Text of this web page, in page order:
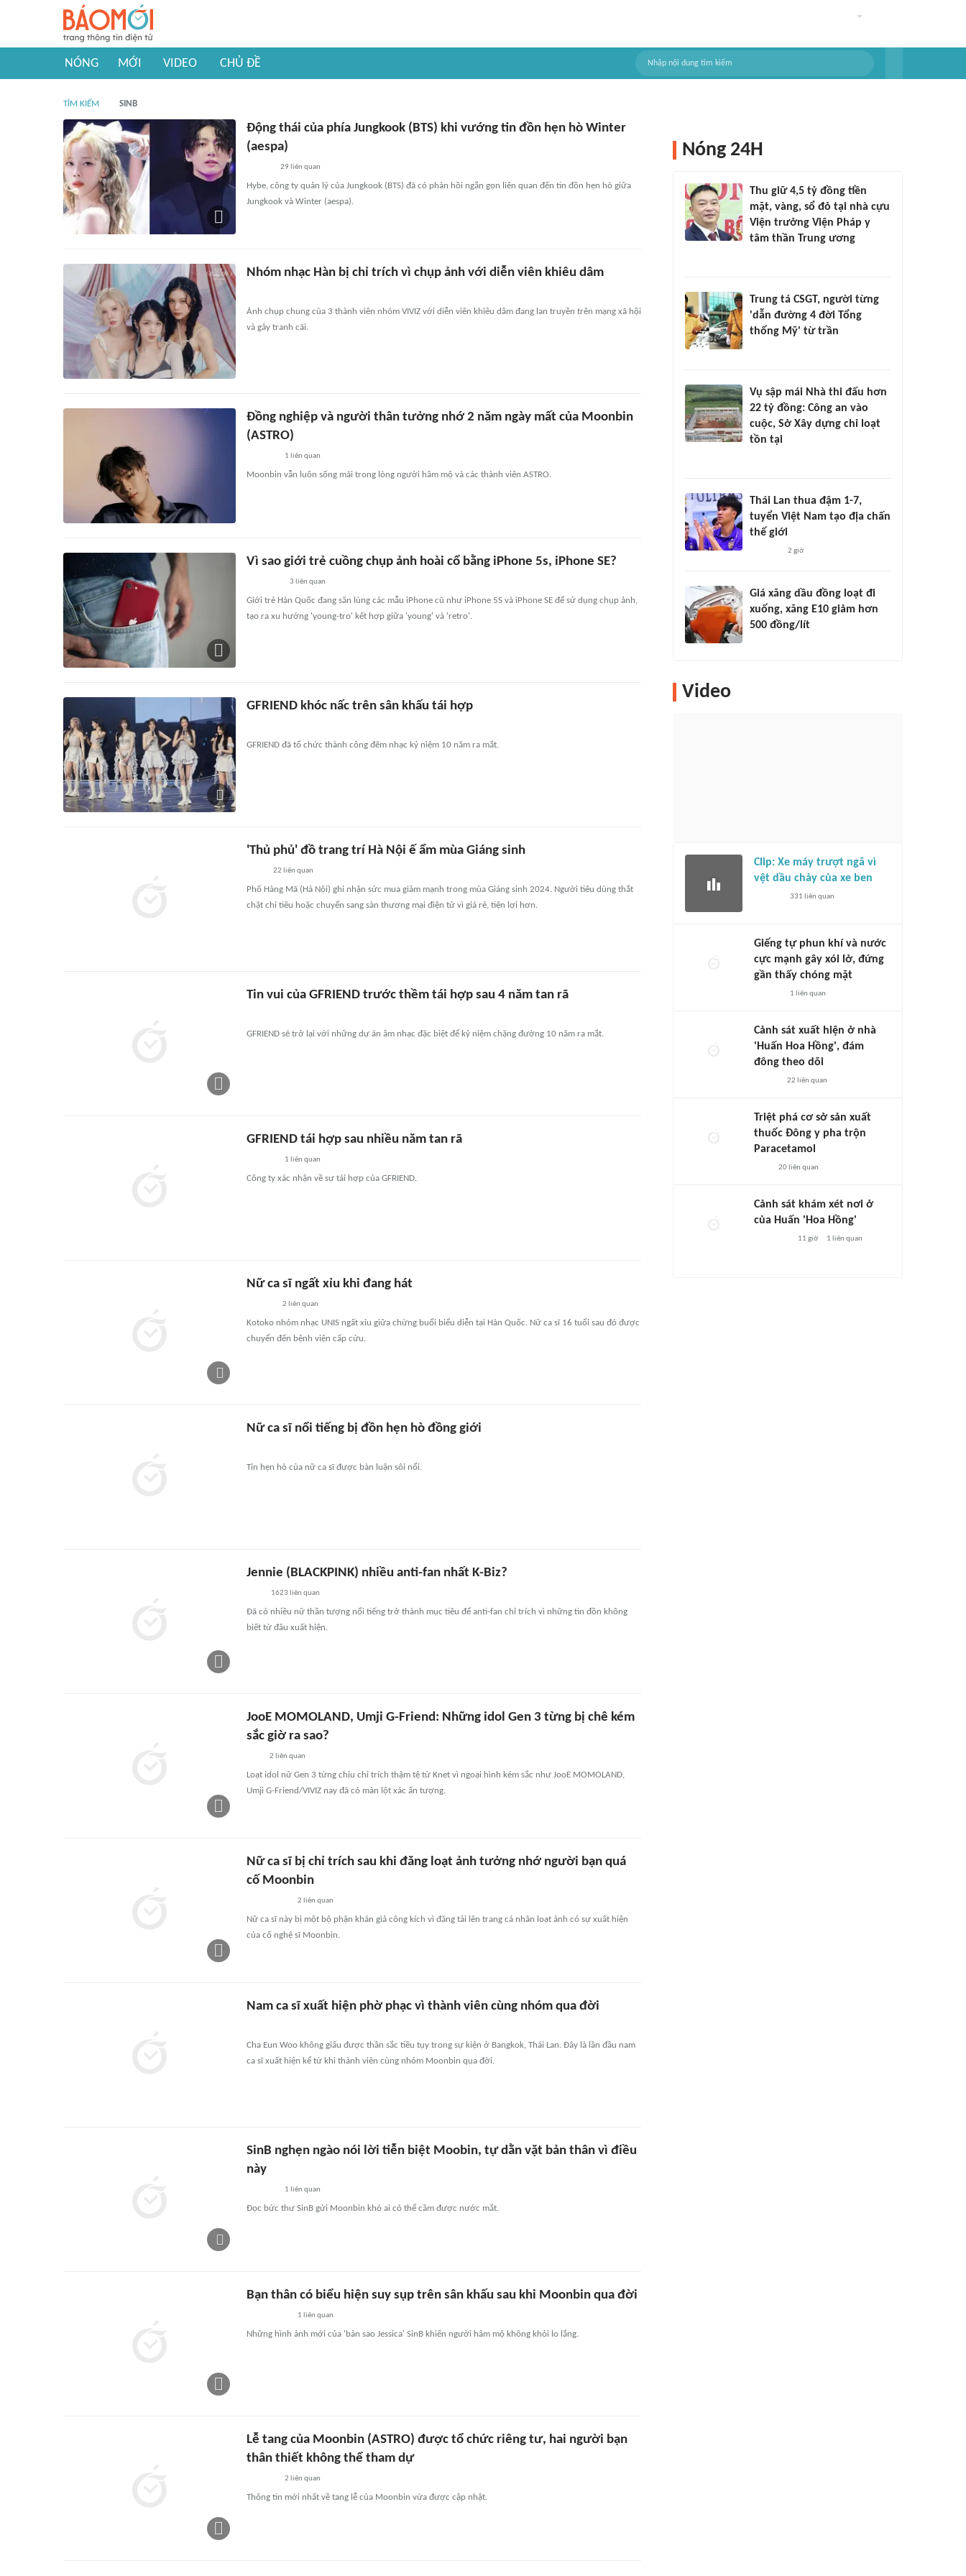
NÓNG MỚI VIDEO CHỦ ĐỀ
TÌM KIẾM SINB
Động thái của phía Jungkook (BTS) khi vướng tin đồn hẹn hò Winter
(aespa)
29 liên quan
Hybe, công ty quản lý của Jungkook (BTS) đã có phản hồi ngắn gọn liên quan đến tin đồn hẹn hò giữa
Jungkook và Winter (aespa).
Nhóm nhạc Hàn bị chỉ trích vì chụp ảnh với diễn viên khiêu dâm
Ảnh chụp chung của 3 thành viên nhóm VIVIZ với diễn viên khiêu dâm đang lan truyền trên mạng xã hội
và gây tranh cãi.
Đồng nghiệp và người thân tưởng nhớ 2 năm ngày mất của Moonbin
(ASTRO)
1 liên quan
Moonbin vẫn luôn sống mãi trong lòng người hâm mộ và các thành viên ASTRO.
Vì sao giới trẻ cuồng chụp ảnh hoài cổ bằng iPhone 5s, iPhone SE?
3 liên quan
Giới trẻ Hàn Quốc đang săn lùng các mẫu iPhone cũ như iPhone 5S và iPhone SE để sử dụng chụp ảnh,
tạo ra xu hướng 'young-tro' kết hợp giữa 'young' và 'retro'.
GFRIEND khóc nấc trên sân khấu tái hợp
GFRIEND đã tổ chức thành công đêm nhạc kỷ niệm 10 năm ra mắt.
'Thủ phủ' đồ trang trí Hà Nội ế ẩm mùa Giáng sinh
22 liên quan
Phố Hàng Mã (Hà Nội) ghi nhận sức mua giảm mạnh trong mùa Giáng sinh 2024. Người tiêu dùng thắt
chặt chi tiêu hoặc chuyển sang sàn thương mại điện tử vì giá rẻ, tiện lợi hơn.
Tin vui của GFRIEND trước thềm tái hợp sau 4 năm tan rã
GFRIEND sẽ trở lại với những dự án âm nhạc đặc biệt để kỷ niệm chặng đường 10 năm ra mắt.
GFRIEND tái hợp sau nhiều năm tan rã
1 liên quan
Công ty xác nhận về sự tái hợp của GFRIEND.
Nữ ca sĩ ngất xỉu khi đang hát
2 liên quan
Kotoko nhóm nhạc UNIS ngất xỉu giữa chừng buổi biểu diễn tại Hàn Quốc. Nữ ca sĩ 16 tuổi sau đó được
chuyển đến bệnh viện cấp cứu.
Nữ ca sĩ nổi tiếng bị đồn hẹn hò đồng giới
Tin hẹn hò của nữ ca sĩ được bàn luận sôi nổi.
Jennie (BLACKPINK) nhiều anti-fan nhất K-Biz?
1623 liên quan
Đã có nhiều nữ thần tượng nổi tiếng trở thành mục tiêu để anti-fan chỉ trích vì những tin đồn không
biết từ đâu xuất hiện.
JooE MOMOLAND, Umji G-Friend: Những idol Gen 3 từng bị chê kém
sắc giờ ra sao?
2 liên quan
Loạt idol nữ Gen 3 từng chịu chỉ trích thậm tệ từ Knet vì ngoại hình kém sắc như JooE MOMOLAND,
Umji G-Friend/VIVIZ nay đã có màn lột xác ấn tượng.
Nữ ca sĩ bị chỉ trích sau khi đăng loạt ảnh tưởng nhớ người bạn quá
cố Moonbin
2 liên quan
Nữ ca sĩ này bị một bộ phận khán giả công kích vì đăng tải lên trang cá nhân loạt ảnh có sự xuất hiện
của cố nghệ sĩ Moonbin.
Nam ca sĩ xuất hiện phờ phạc vì thành viên cùng nhóm qua đời
Cha Eun Woo không giấu được thần sắc tiều tụy trong sự kiện ở Bangkok, Thái Lan. Đây là lần đầu nam
ca sĩ xuất hiện kể từ khi thành viên cùng nhóm Moonbin qua đời.
SinB nghẹn ngào nói lời tiễn biệt Moobin, tự dằn vặt bản thân vì điều
này
1 liên quan
Đọc bức thư SinB gửi Moonbin khó ai có thể cầm được nước mắt.
Bạn thân có biểu hiện suy sụp trên sân khấu sau khi Moonbin qua đời
1 liên quan
Những hình ảnh mới của 'bản sao Jessica' SinB khiến người hâm mộ không khỏi lo lắng.
Lễ tang của Moonbin (ASTRO) được tổ chức riêng tư, hai người bạn
thân thiết không thể tham dự
2 liên quan
Thông tin mới nhất về tang lễ của Moonbin vừa được cập nhật.
Nóng 24H
Thu giữ 4,5 tỷ đồng tiền
mặt, vàng, sổ đỏ tại nhà cựu
Viện trưởng Viện Pháp y
tâm thần Trung ương
Trung tá CSGT, người từng
'dẫn đường 4 đời Tổng
thống Mỹ' từ trần
Vụ sập mái Nhà thi đấu hơn
22 tỷ đồng: Công an vào
cuộc, Sở Xây dựng chỉ loạt
tồn tại
Thái Lan thua đậm 1-7,
tuyển Việt Nam tạo địa chấn
thế giới
2 giờ
Giá xăng dầu đồng loạt đi
xuống, xăng E10 giảm hơn
500 đồng/lít
Video
Clip: Xe máy trượt ngã vì
vệt dầu chảy của xe ben
331 liên quan
Giếng tự phun khí và nước
cực mạnh gây xói lở, đứng
gần thấy chóng mặt
1 liên quan
Cảnh sát xuất hiện ở nhà
'Huấn Hoa Hồng', đám
đông theo dõi
22 liên quan
Triệt phá cơ sở sản xuất
thuốc Đông y pha trộn
Paracetamol
20liên quan
Cảnh sát khám xét nơi ở
của Huấn 'Hoa Hồng'
11 giờ 1 liên quan